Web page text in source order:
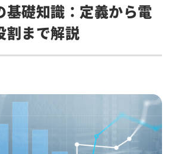
基礎知識：定義から電
割まで解説